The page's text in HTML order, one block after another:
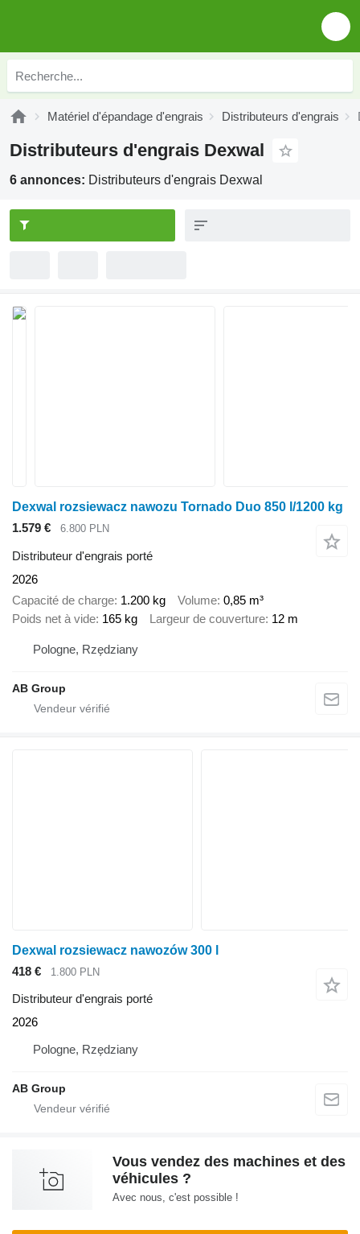
Matériel d'épandage d'engrais Distributeurs d'engrais
Distributeurs d'engrais Dexwal
6 annonces: Distributeurs d'engrais Dexwal
Dexwal rozsiewacz nawozu Tornado Duo 850 l/1200 kg
1.579 €
6.800 PLN
Distributeur d'engrais porté
2026
Capacité de charge 1.200 kg Volume 0,85 m³
Poids net à vide 165 kg Largeur de couverture 12 m
Pologne, Rzędziany
AB Group
Dexwal rozsiewacz nawozów 300 l
418 €
1.800 PLN
Distributeur d'engrais porté
2026
Pologne, Rzędziany
AB Group
Vous vendez des machines et des
véhicules ?
Avec nous, c'est possible !